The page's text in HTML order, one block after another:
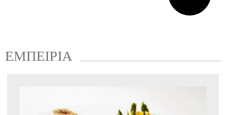
ΕΜΠΕΙΡΙΑ